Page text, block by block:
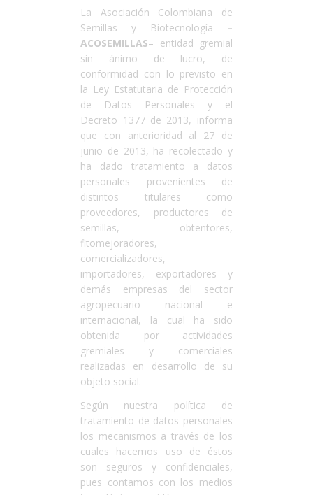
La Asociación Colombiana de
Semillas y Biotecnología –
ACOSEMILLAS– entidad gremial
sin ánimo de lucro, de
conformidad con lo previsto en
la Ley Estatutaria de Protección
de Datos Personales y el
Decreto 1377 de 2013, informa
que con anterioridad al 27 de
junio de 2013, ha recolectado y
ha dado tratamiento a datos
personales provenientes de
distintos titulares como
proveedores, productores de
semillas, obtentores,
fitomejoradores,
comercializadores,
importadores, exportadores y
demás empresas del sector
agropecuario nacional e
internacional, la cual ha sido
obtenida por actividades
gremiales y comerciales
realizadas en desarrollo de su
objeto social.
Según nuestra política de
tratamiento de datos personales
los mecanismos a través de los
cuales hacemos uso de éstos
son seguros y confidenciales,
pues contamos con los medios